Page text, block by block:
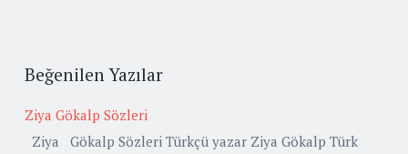
Beğenilen Yazılar
Ziya Gökalp Sözleri
Ziya Gökalp Sözleri Türkçü yazar Ziya Gökalp Türk